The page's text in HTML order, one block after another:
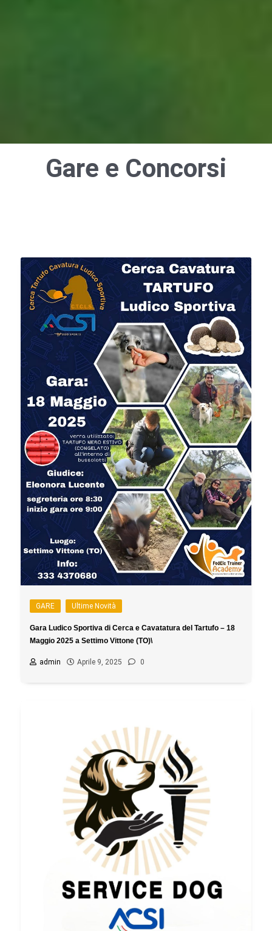
Gare e Concorsi
GARE Ultime Novità
Gara Ludico Sportiva di Cerca e Cavatatura del Tartufo – 18
Maggio 2025 a Settimo Vittone (TO)\
admin Aprile 9, 2025 0